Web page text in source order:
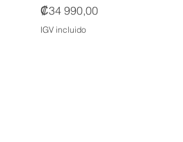
Precio
₡34 990,00
IGV incluido